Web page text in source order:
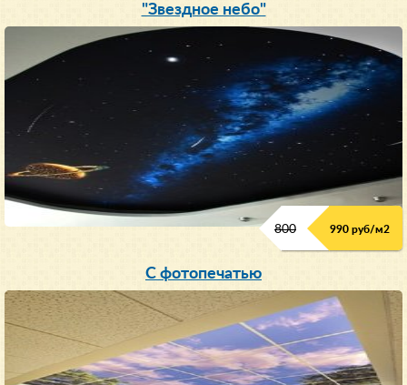
"Звездное небо"
800 990 руб/м2
С фотопечатью